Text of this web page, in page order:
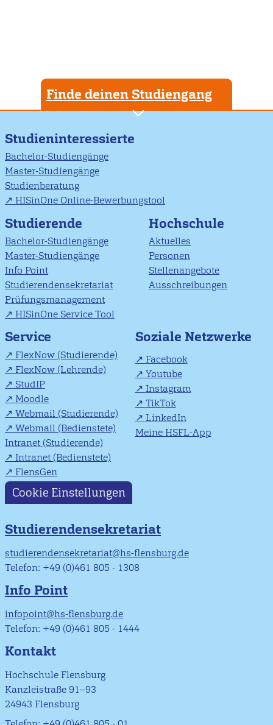
Finde deinen Studiengang
Studieninteressierte
Bachelor-Studiengänge
Master-Studiengänge
Studienberatung
HISinOne Online-Bewerbungstool
Studierende
Bachelor-Studiengänge
Master-Studiengänge
Info Point
Studierendensekretariat
Prüfungsmanagement
HISinOne Service Tool
Hochschule
Aktuelles
Personen
Stellenangebote
Ausschreibungen
Service
FlexNow (Studierende)
FlexNow (Lehrende)
StudIP
Moodle
Webmail (Studierende)
Webmail (Bedienstete)
Intranet (Studierende)
Intranet (Bedienstete)
FlensGen
Soziale Netzwerke
Facebook
Youtube
Instagram
TikTok
LinkedIn
Meine HSFL-App
Cookie Einstellungen
Studierendensekretariat
studierendensekretariat@hs-flensburg.de
Telefon: +49 (0)461 805 - 1308
Info Point
infopoint@hs-flensburg.de
Telefon: +49 (0)461 805 - 1444
Kontakt
Hochschule Flensburg
Kanzleistraße 91–93
24943 Flensburg